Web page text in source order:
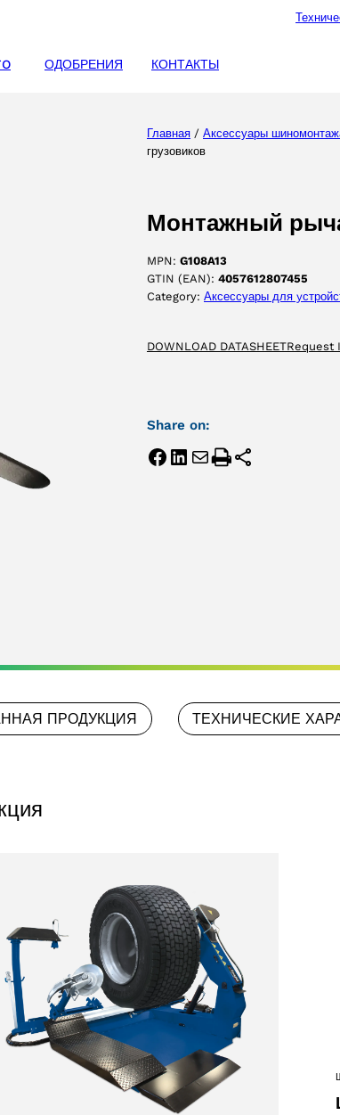
ОДОБРЕНИЯ КОНТАКТЫ
Главная / Аксессуары
грузовиков
Монтажный
MPN: G108A13
GTIN (EAN): 4057612807455
Category: Аксессуары для
DOWNLOAD DATASHEETRequest
Share on:
ПРОДУКЦИЯ ТЕХНИЧЕСКИЕ